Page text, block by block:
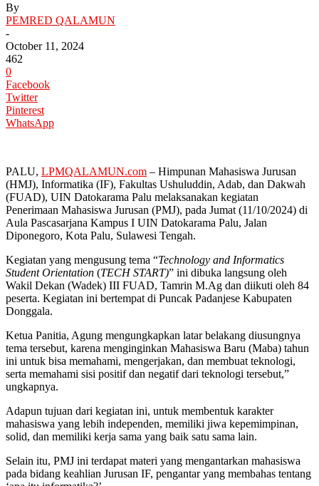
By
PEMRED QALAMUN
-
October 11, 2024
462
0
Facebook
Twitter
Pinterest
WhatsApp
PALU, LPMQALAMUN.com – Himpunan Mahasiswa Jurusan
(HMJ), Informatika (IF), Fakultas Ushuluddin, Adab, dan Dakwah
(FUAD), UIN Datokarama Palu melaksanakan kegiatan
Penerimaan Mahasiswa Jurusan (PMJ), pada Jumat (11/10/2024) di
Aula Pascasarjana Kampus I UIN Datokarama Palu, Jalan
Diponegoro, Kota Palu, Sulawesi Tengah.
Kegiatan yang mengusung tema “Technology and Informatics
Student Orientation (TECH START)” ini dibuka langsung oleh
Wakil Dekan (Wadek) III FUAD, Tamrin M.Ag dan diikuti oleh 84
peserta. Kegiatan ini bertempat di Puncak Padanjese Kabupaten
Donggala.
Ketua Panitia, Agung mengungkapkan latar belakang diusungnya
tema tersebut, karena menginginkan Mahasiswa Baru (Maba) tahun
ini untuk bisa memahami, mengerjakan, dan membuat teknologi,
serta memahami sisi positif dan negatif dari teknologi tersebut,”
ungkapnya.
Adapun tujuan dari kegiatan ini, untuk membentuk karakter
mahasiswa yang lebih independen, memiliki jiwa kepemimpinan,
solid, dan memiliki kerja sama yang baik satu sama lain.
Selain itu, PMJ ini terdapat materi yang mengantarkan mahasiswa
pada bidang keahlian Jurusan IF, pengantar yang membahas tentang